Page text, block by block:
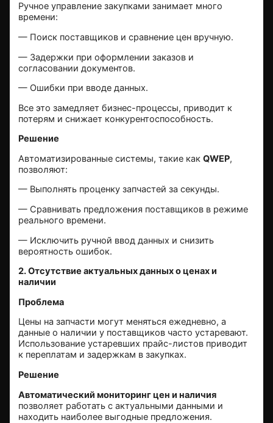
Ручное управление закупками занимает много
времени:
— Поиск поставщиков и сравнение цен вручную.
— Задержки при оформлении заказов и
согласовании документов.
— Ошибки при вводе данных.
Все это замедляет бизнес-процессы, приводит к
потерям и снижает конкурентоспособность.
Решение
Автоматизированные системы, такие какQWEP,
позволяют:
— Выполнять проценку запчастей за секунды.
— Сравнивать предложения поставщиков в режиме
реального времени.
— Исключить ручной ввод данных и снизить
вероятность ошибок.
2. Отсутствие актуальных данных о ценах и
наличии
Проблема
Цены на запчасти могут меняться ежедневно, а
данные о наличии у поставщиков часто устаревают.
Использование устаревших прайс-листов приводит
к переплатам и задержкам в закупках.
Решение
Автоматический мониторинг цен и наличия
позволяет работать с актуальными данными и
находить наиболее выгодные предложения.